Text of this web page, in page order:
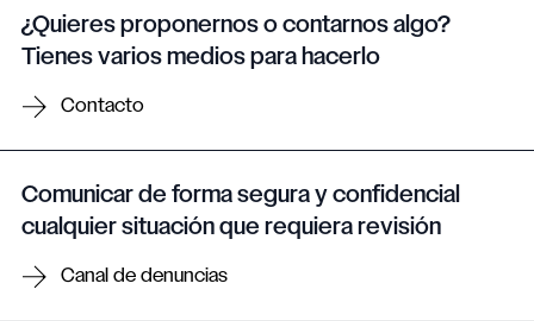
¿Quieres proponernos o contarnos algo?
Tienes varios medios para hacerlo
Contacto
Comunicar de forma segura y confidencial
cualquier situación que requiera revisión
Canal de denuncias